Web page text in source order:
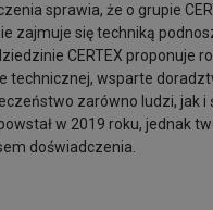
sprawia, że o grupie
zajmuje się techniką
CERTEX proponuje
technicznej, wsparte
zarówno ludzi, jak i
w 2019 roku, jednak
doświadczenia.